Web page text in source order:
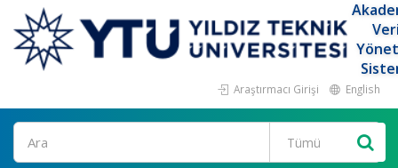
Araştırmacı Girişi English
Ara